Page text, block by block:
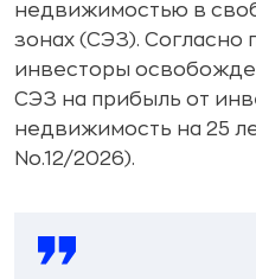
недвижимостью в
зонах (СЭЗ). Согласно
инвесторы
СЭЗ на прибыль от
недвижимость на 25
No.12/2026).